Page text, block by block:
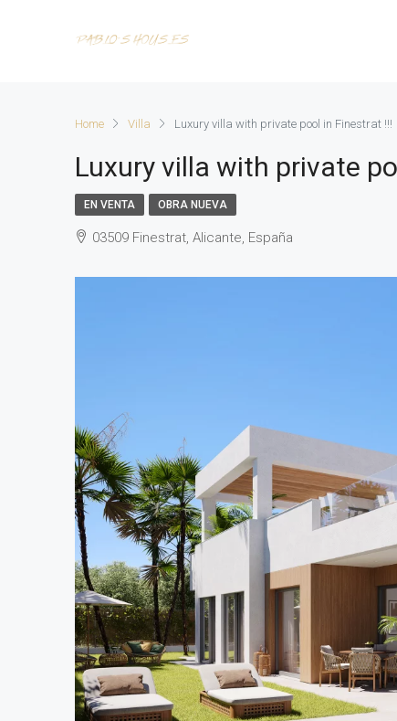
Home Villa Luxury villa with private pool in Finestrat !!!
Luxury villa with private
EN VENTA OBRA NUEVA
03509 Finestrat, Alicante, España